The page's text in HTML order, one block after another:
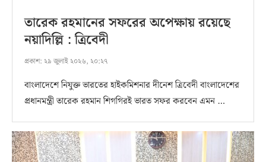
তারেক রহমানের সফরের অপেক্ষায় রয়েছে
নয়াদিল্লি : ত্রিবেদী
প্রকাশ: ২৯ জুলাই ২০২৬, ২০:২৭
বাংলাদেশে নিযুক্ত ভারতের হাইকমিশনার দীনেশ ত্রিবেদী বাংলাদেশের
প্রধানমন্ত্রী তারেক রহমান শিগগিরই ভারত সফর করবেন এমন …